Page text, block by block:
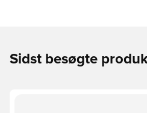
Sidst besøgte